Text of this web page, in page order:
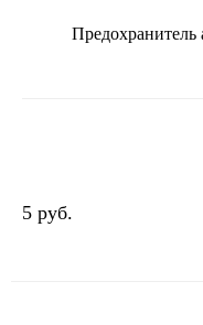
5 руб.